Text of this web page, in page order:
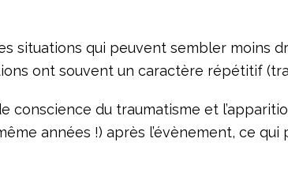
situations qui peuvent sembler moins
ont souvent un caractère répétitif
conscience du traumatisme et
années !) après l’évènement, ce